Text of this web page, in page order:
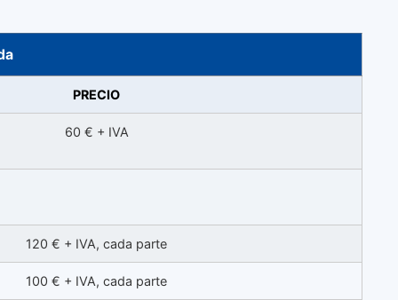
PRECIO
60 € + IVA
120 € + IVA, cada parte
100 € + IVA, cada parte